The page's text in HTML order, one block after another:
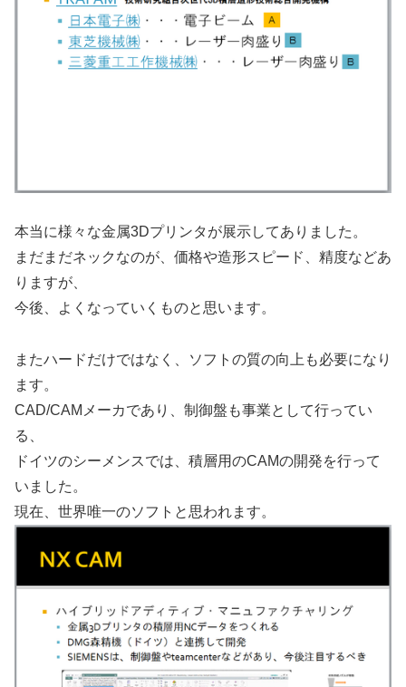
本当に様々な金属3Dプリンタが展示してありました。
まだまだネックなのが、価格や造形スピード、精度などあ
りますが、
今後、よくなっていくものと思います。
またハードだけではなく、ソフトの質の向上も必要になり
ます。
CAD/CAMメーカであり、制御盤も事業として行ってい
る、
ドイツのシーメンスでは、積層用のCAMの開発を行って
いました。
現在、世界唯一のソフトと思われます。